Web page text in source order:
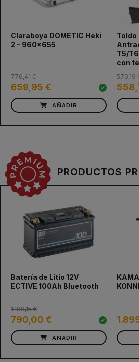
Claraboya DOMETIC Heki
2 - 960x655
659,95 €
776,41 €
AÑADIR
Toldo
T5/
con
570,19
prev
PRODUCTOS
Batería de Litio 12V
ECTIVE 100Ah Bluetooth
790,00 €
1.188,15 €
AÑADIR
prev